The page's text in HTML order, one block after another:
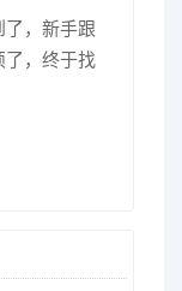
，新手跟
了，终于找